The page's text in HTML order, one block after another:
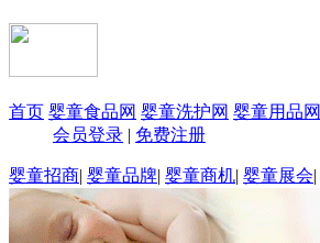
首页 婴童食品网 婴童洗护网 婴童用品网
会员登录 | 免费注册
婴童招商| 婴童品牌| 婴童商机| 婴童展会|